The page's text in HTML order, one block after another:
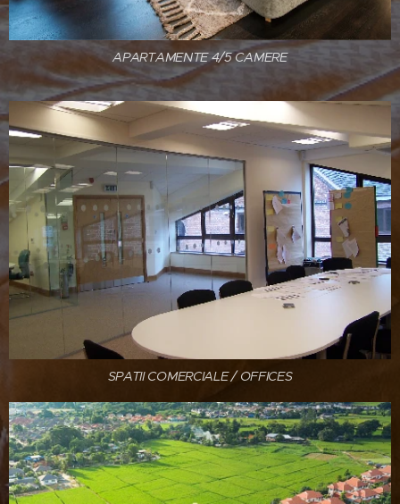
APARTAMENTE 4/5 CAMERE
SPATII COMERCIALE / OFFICES